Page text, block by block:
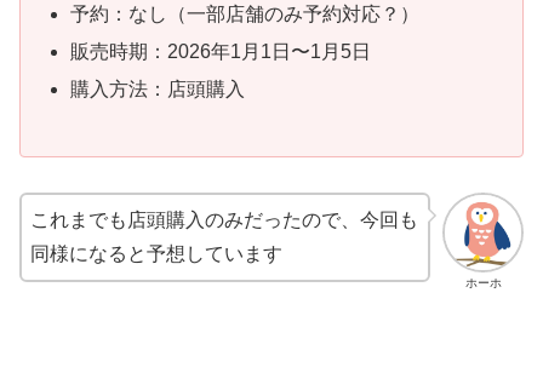
予約：なし（一部店舗のみ予約対応？）
販売時期：2026年1月1日〜1月5日
購入方法：店頭購入
ホーホ
これまでも店頭購入のみだったので、今回も
同様になると予想しています